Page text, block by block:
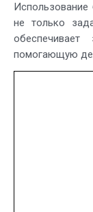
Использование
не только
помогающую